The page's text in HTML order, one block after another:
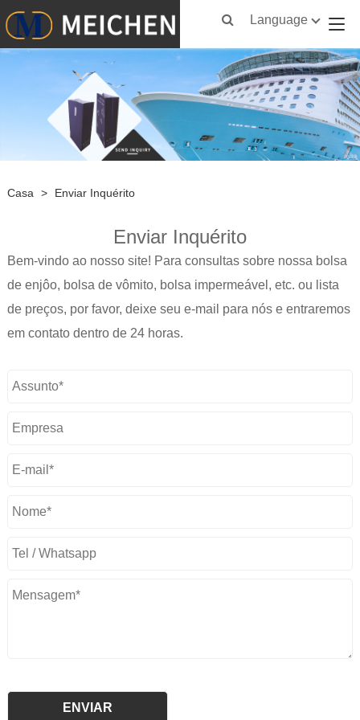
Language
Casa > Enviar Inquérito
Enviar Inquérito
Bem-vindo ao nosso site! Para consultas sobre nossa bolsa
de enjôo, bolsa de vômito, bolsa impermeável, etc. ou lista
de preços, por favor, deixe seu e-mail para nós e entraremos
em contato dentro de 24 horas.